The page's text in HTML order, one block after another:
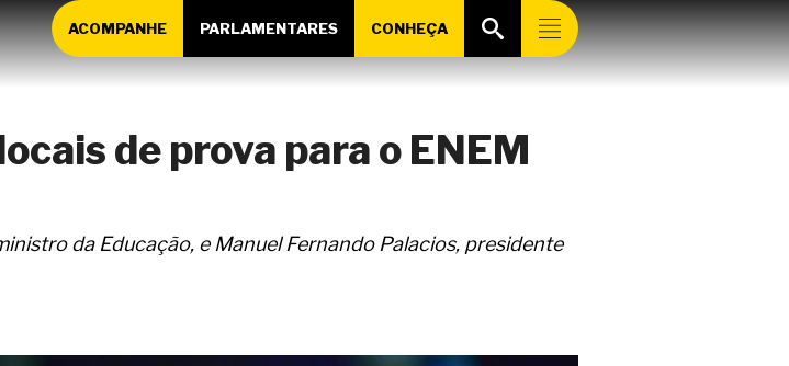
ACOMPANHE PARLAMENTARES CONHEÇA
de prova para o ENEM
da Educação, e Manuel Fernando Palacios, presidente